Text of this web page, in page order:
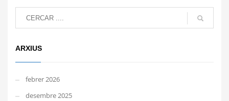
ARXIUS
febrer 2026
desembre 2025